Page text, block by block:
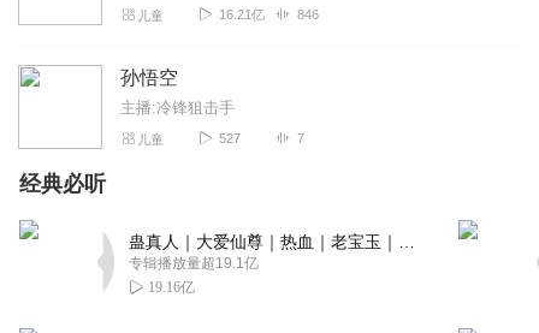
儿童 16.21亿 846
孙悟空
主播:冷锋狙击手
儿童 527 7
经典必听
专辑播放量超19.1亿
19.16亿